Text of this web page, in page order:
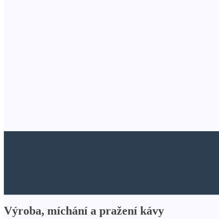
Výroba, míchání a pražení kávy